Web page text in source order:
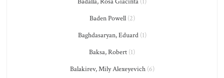
Baden Powell(2)
Baghdasaryan, Eduard(1)
Baksa, Robert (1)
Balakirev, Mily Alexeyevich(6)